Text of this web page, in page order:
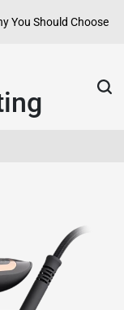
Should Choose Hotels